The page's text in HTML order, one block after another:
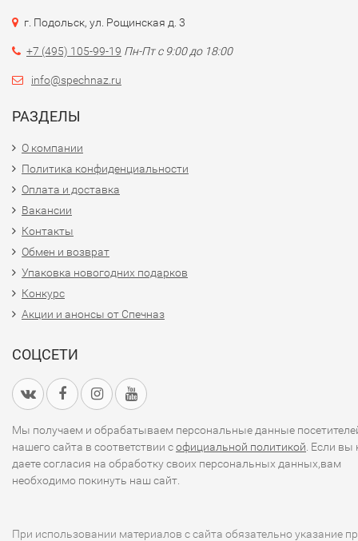
г. Подольск, ул. Рощинская д. 3
+7 (495) 105-99-19 Пн-Пт с 9:00 до 18:00
info@spechnaz.ru
РАЗДЕЛЫ
О компании
Политика конфиденциальности
Оплата и доставка
Вакансии
Контакты
Обмен и возврат
Упаковка новогодних подарков
Конкурс
Акции и анонсы от Спечназ
СОЦСЕТИ
Мы получаем и обрабатываем персональные данные
нашего сайта в соответствии софициальной политикой . Если вы
даете согласия на обработку своих персональных данных,вам
необходимо покинуть наш сайт.
При использовании материалов с сайта обязательно указание